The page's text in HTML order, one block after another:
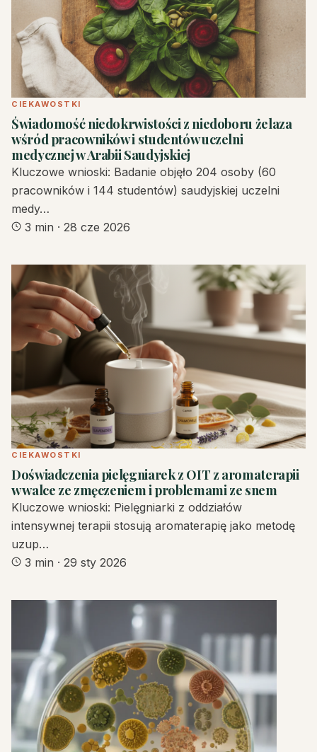
CIEKAWOSTKI
Świadomość niedokrwistości z niedoboru żelaza
wśród pracowników i studentów uczelni
medycznej w Arabii Saudyjskiej
Kluczowe wnioski: Badanie objęło 204 osoby (60
pracowników i 144 studentów) saudyjskiej uczelni
medy…
3 min · 28 cze 2026
CIEKAWOSTKI
Doświadczenia pielęgniarek z OIT z aromaterapii
w walce ze zmęczeniem i problemami ze snem
Kluczowe wnioski: Pielęgniarki z oddziałów
intensywnej terapii stosują aromaterapię jako metodę
uzup…
3 min · 29 sty 2026